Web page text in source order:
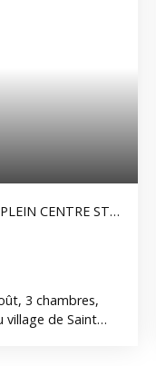
CENTRE ST
3 chambres,
village de Saint